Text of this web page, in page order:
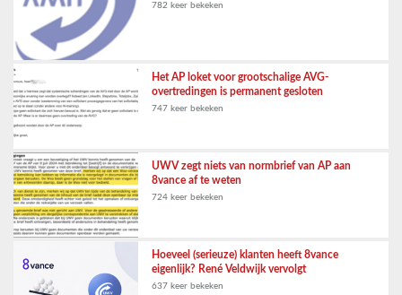
782 keer bekeken
Het AP loket voor grootschalige AVG-
overtredingen is permanent gesloten
747 keer bekeken
UWV zegt niets van normbrief van AP aan
8vance af te weten
724 keer bekeken
Hoeveel (serieuze) klanten heeft 8vance
eigenlijk? René Veldwijk vervolgt
637 keer bekeken